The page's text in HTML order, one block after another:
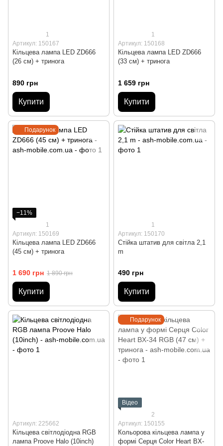
1
Артикул: 150167
Кільцева лампа LED ZD666
(26 см) + тринога
890 грн
Купити
1
Артикул: 150168
Кільцева лампа LED ZD666
(33 см) + тринога
1 659 грн
Купити
Подарунок
−11%
1
Артикул: 150169
Кільцева лампа LED ZD666
(45 см) + тринога
1 690 грн 1 890 грн
Купити
1
Артикул: 150170
Стійка штатив для світла 2,1
m
490 грн
Купити
Артикул: 225662
Кільцева світлодіодна RGB
лампа Proove Halo (10inch)
Подарунок
Відео
2
Артикул: 150155
Кольорова кільцева лампа у
формі Серця Color Heart BX-